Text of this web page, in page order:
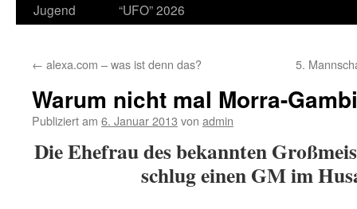
Inhalt
Jugend
“UFO” 2026
← alexa.com – was ist denn das? 5.
Warum nicht mal Morra-
Publiziert am 6. Januar 2013 von admin
Die Ehefrau des bekannten
schlug einen GM im